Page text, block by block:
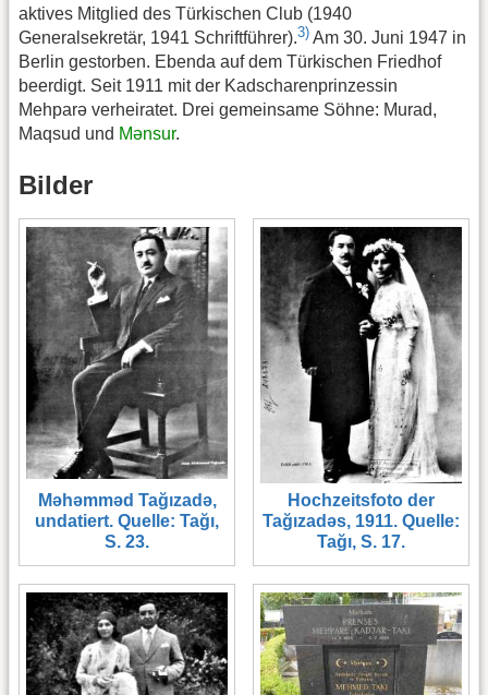
aktives Mitglied des Türkischen Club (1940
Generalsekretär, 1941 Schriftführer).3) Am 30. Juni 1947 in
Berlin gestorben. Ebenda auf dem Türkischen Friedhof
beerdigt. Seit 1911 mit der Kadscharenprinzessin
Mehparə verheiratet. Drei gemeinsame Söhne: Murad,
Maqsud und Mənsur.
Bilder
Məhəmməd Tağızadə,
undatiert. Quelle: Tağı,
S. 23.
Hochzeitsfoto der
Tağızadəs, 1911. Quelle:
Tağı, S. 17.